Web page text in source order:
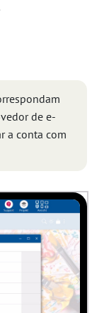
de e-
a conta com